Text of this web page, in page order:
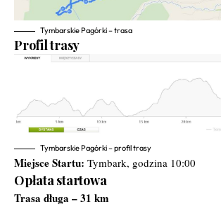
Tymbarskie Pagórki – trasa
Profil trasy
Tymbarskie Pagórki – profil trasy
Miejsce Startu: Tymbark, godzina 10:00
Opłata startowa
Trasa długa – 31 km